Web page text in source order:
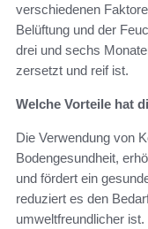
verschiedenen
Belüftung und der
drei und sechs
zersetzt und reif ist.
Welche Vorteile hat
Die Verwendung von
Bodengesundheit,
und fördert ein
reduziert es den
umweltfreundlicher ist.